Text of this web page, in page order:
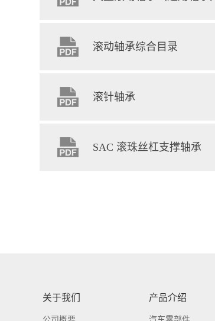
滚动轴承综合目录
滚针轴承
SAC 滚珠丝杠支撑轴承
关于我们 产品介绍